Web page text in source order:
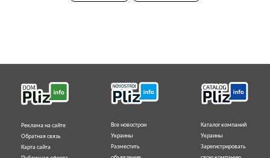
Реклама на сайте
Обратная связь
Карта сайта
Все новострои
Украины
Разместить
Каталог компаний
Украины
Зарегистрировать